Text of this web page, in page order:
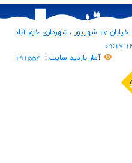
خرم آباد
آمار بازدید سایت :
191554